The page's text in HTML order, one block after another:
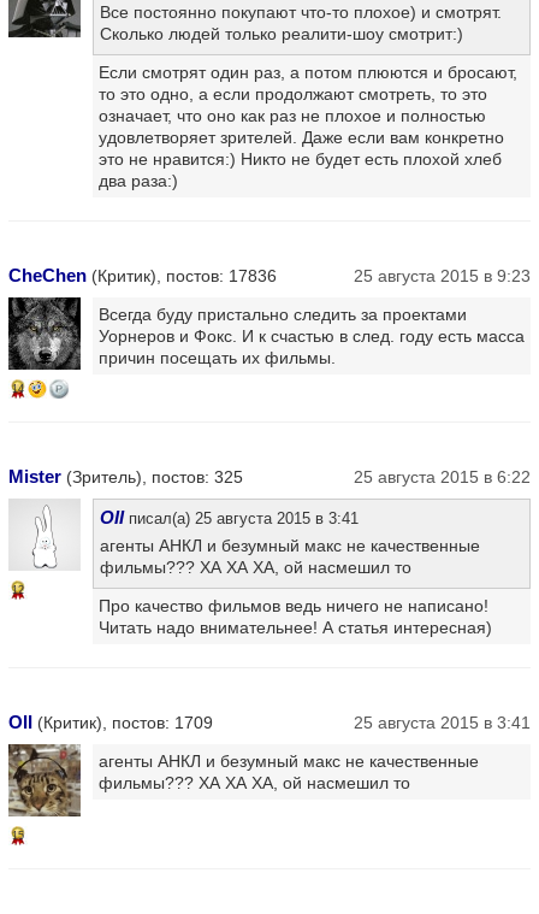
Все постоянно покупают что-то плохое) и смотрят.
Сколько людей только реалити-шоу смотрит:)
Если смотрят один раз, а потом плюются и бросают,
то это одно, а если продолжают смотреть, то это
означает, что оно как раз не плохое и полностью
удовлетворяет зрителей. Даже если вам конкретно
это не нравится:) Никто не будет есть плохой хлеб
два раза:)
CheChen (Критик), постов: 17836 25 августа 2015 в 9:23
14
Всегда буду пристально следить за проектами
Уорнеров и Фокс. И к счастью в след. году есть масса
причин посещать их фильмы.
Mister (Зритель), постов: 325 25 августа 2015 в 6:22
12
OIIписал(а) 25 августа 2015 в 3:41
агенты АНКЛ и безумный макс не качественные
фильмы??? ХА ХА ХА, ой насмешил то
Про качество фильмов ведь ничего не написано!
Читать надо внимательнее! А статья интересная)
OII (Критик), постов: 1709 25 августа 2015 в 3:41
15
агенты АНКЛ и безумный макс не качественные
фильмы??? ХА ХА ХА, ой насмешил то